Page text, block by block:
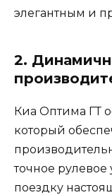
элегантным и
2.
Киа Оптима ГТ
который
точное
поездку